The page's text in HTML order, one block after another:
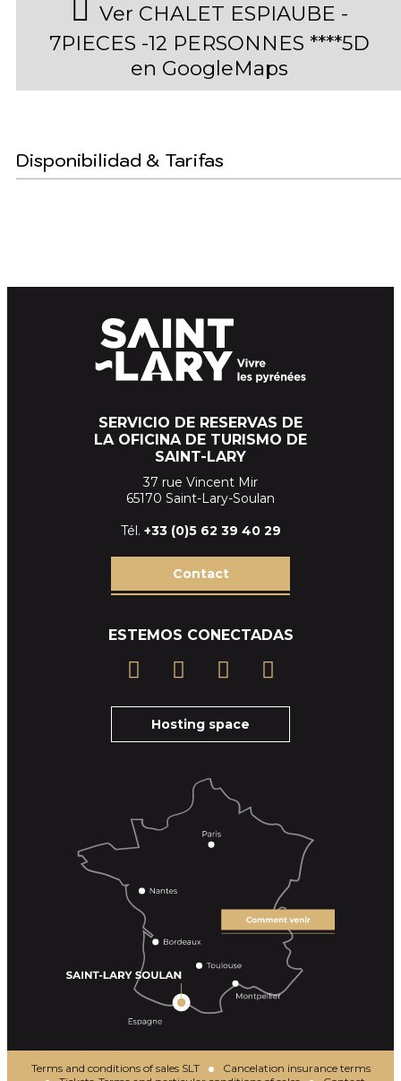
Ver CHALET ESPIAUBE -
7PIECES -12 PERSONNES ****5D
en GoogleMaps
Disponibilidad & Tarifas
SERVICIO DE RESERVAS DE
LA OFICINA DE TURISMO DE
SAINT-LARY
37 rue Vincent Mir
65170 Saint-Lary-Soulan
Tél. +33 (0)5 62 39 40 29
Contact
ESTEMOS CONECTADAS
Hosting space
Terms and conditions of sales SLT
Cancelation insurance terms